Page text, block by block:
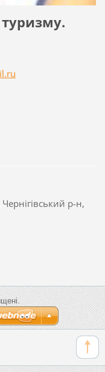
туризму.
р-н,